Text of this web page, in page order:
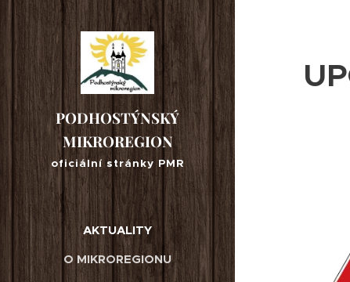
PODHOSTÝNSKÝ
MIKROREGION
oficiální stránky PMR
AKTUALITY
O MIKROREGIONU